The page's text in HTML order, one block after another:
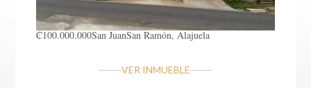
₡100.000.000San JuanSan Ramón, Alajuela
VER INMUEBLE